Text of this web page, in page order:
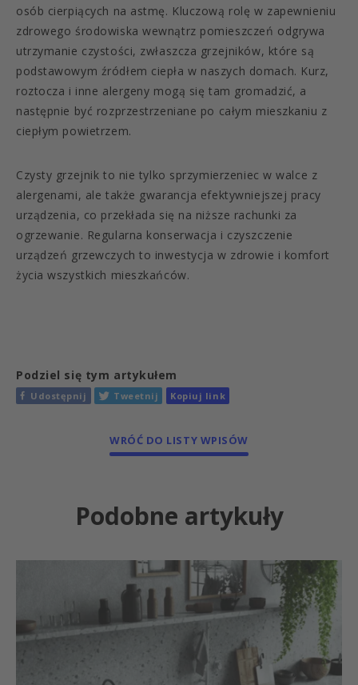
osób cierpiących na astmę. Kluczową rolę w zapewnieniu
zdrowego środowiska wewnątrz pomieszczeń odgrywa
utrzymanie czystości, zwłaszcza grzejników, które są
podstawowym źródłem ciepła w naszych domach. Kurz,
roztocza i inne alergeny mogą się tam gromadzić, a
następnie być rozprzestrzeniane po całym mieszkaniu z
ciepłym powietrzem.
Czysty grzejnik to nie tylko sprzymierzeniec w walce z
alergenami, ale także gwarancja efektywniejszej pracy
urządzenia, co przekłada się na niższe rachunki za
ogrzewanie. Regularna konserwacja i czyszczenie
urządzeń grzewczych to inwestycja w zdrowie i komfort
życia wszystkich mieszkańców.
WRÓĆ DO LISTY WPISÓW
Podziel się tym artykułem
Udostępnij Tweetnij Kopiuj link
Podobne artykuły